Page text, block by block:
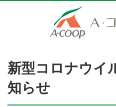
新型コロナウイ
知らせ